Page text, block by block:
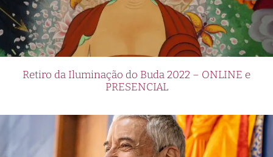
Retiro da Iluminação do Buda 2022 – ONLINE e
PRESENCIAL